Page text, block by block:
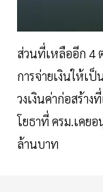
ส่วนที่เหลืออีก 4
การจ่ายเงินให้เ
วงเงินค่าก่อสร้าง
โยธาที่ ครม.เคย
ล้านบาท